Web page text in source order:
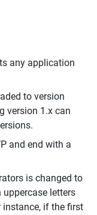
any application
to version
version 1.x can
and end with a
is changed to
letters
instance, if the first